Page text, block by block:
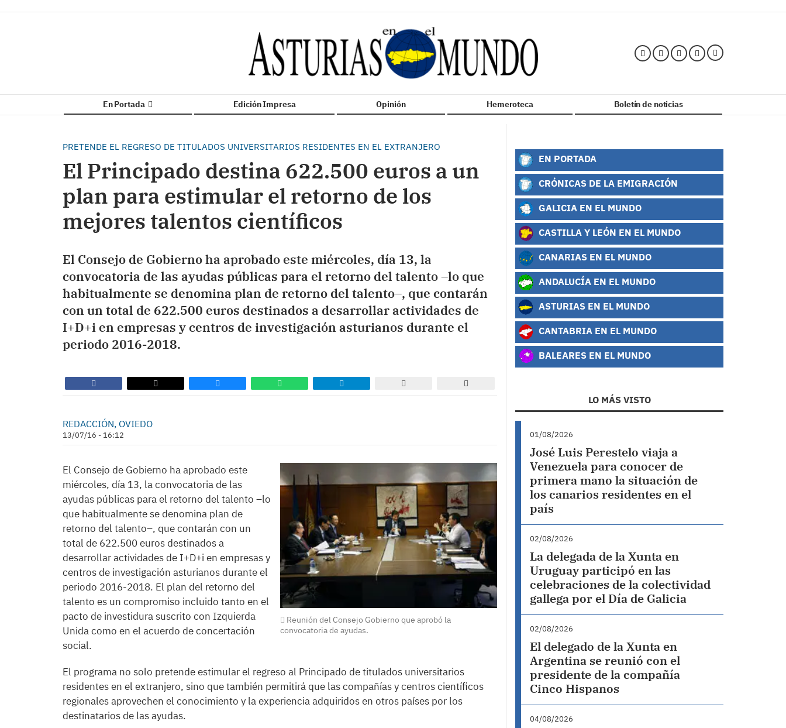
En Portada Edición Impresa Opinión Hemeroteca Boletín de noticias
PRETENDE EL REGRESO DE TITULADOS UNIVERSITARIOS RESIDENTES EN EL EXTRANJERO
El Principado destina 622.500 euros a un
plan para estimular el retorno de los
mejores talentos científicos
El Consejo de Gobierno ha aprobado este miércoles, día 13, la
convocatoria de las ayudas públicas para el retorno del talento –lo que
habitualmente se denomina plan de retorno del talento–, que contarán
con un total de 622.500 euros destinados a desarrollar actividades de
I+D+i en empresas y centros de investigación asturianos durante el
periodo 2016-2018.
REDACCIÓN, OVIEDO
13/07/16 - 16:12
Reunión del Consejo Gobierno que aprobó la
convocatoria de ayudas.
El Consejo de Gobierno ha aprobado este
miércoles, día 13, la convocatoria de las
ayudas públicas para el retorno del talento –lo
que habitualmente se denomina plan de
retorno del talento–, que contarán con un
total de 622.500 euros destinados a
desarrollar actividades de I+D+i en empresas y
centros de investigación asturianos durante el
periodo 2016-2018. El plan del retorno del
talento es un compromiso incluido tanto en el
pacto de investidura suscrito con Izquierda
Unida como en el acuerdo de concertación
social.
El programa no solo pretende estimular el regreso al Principado de titulados universitarios
residentes en el extranjero, sino que también permitirá que las compañías y centros científicos
regionales aprovechen el conocimiento y la experiencia adquiridos en otros países por los
destinatarios de las ayudas.
EN PORTADA
CRÓNICAS DE LA EMIGRACIÓN
GALICIA EN EL MUNDO
CASTILLA Y LEÓN EN EL MUNDO
CANARIAS EN EL MUNDO
ANDALUCÍA EN EL MUNDO
ASTURIAS EN EL MUNDO
CANTABRIA EN EL MUNDO
BALEARES EN EL MUNDO
LO MÁS VISTO
01/08/2026
José Luis Perestelo viaja a
Venezuela para conocer de
primera mano la situación de
los canarios residentes en el
país
02/08/2026
La delegada de la Xunta en
Uruguay participó en las
celebraciones de la colectividad
gallega por el Día de Galicia
02/08/2026
El delegado de la Xunta en
Argentina se reunió con el
presidente de la compañía
Cinco Hispanos
04/08/2026